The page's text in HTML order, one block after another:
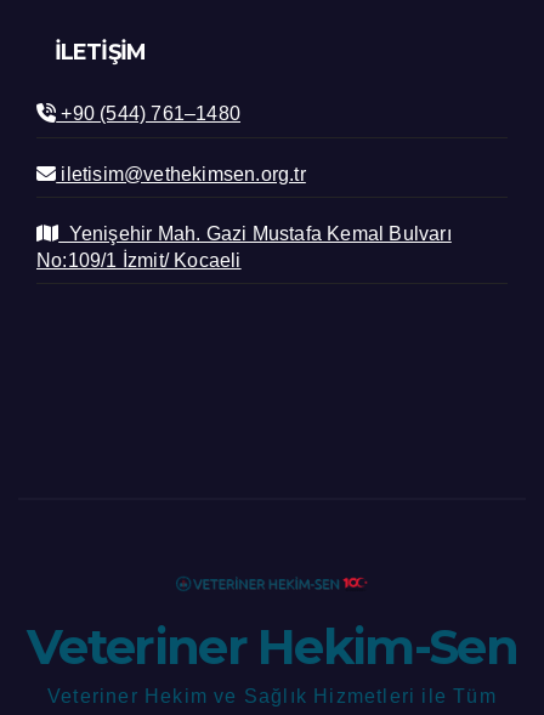
İLETIŞIM
+90 (544) 761–1480
iletisim@vethekimsen.org.tr
Yenişehir Mah. Gazi Mustafa Kemal Bulvarı
No:109/1 İzmit/ Kocaeli
Veteriner Hekim-Sen
Veteriner Hekim ve Sağlık Hizmetleri ile Tüm